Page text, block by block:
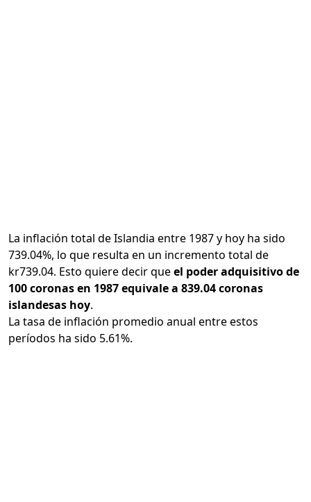
La inflación total de Islandia entre 1987 y hoy ha sido
739.04%, lo que resulta en un incremento total de
kr739.04. Esto quiere decir queel poder adquisitivo de
100 coronas en 1987 equivale a 839.04 coronas
islandesas hoy.
La tasa de inflación promedio anual entre estos
períodos ha sido 5.61%.